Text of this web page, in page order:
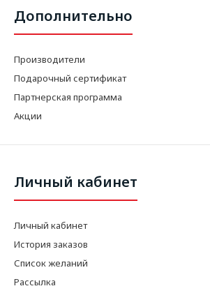
Дополнительно
Производители
Подарочный сертификат
Партнерская программа
Акции
Личный кабинет
Личный кабинет
История заказов
Список желаний
Рассылка